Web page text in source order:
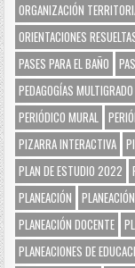
ORGANIZACIÓN
ORIENTACIONES
PASES PARA EL BAÑO
PEDAGOGÍAS MULTIGRADO
PERIÓDICO MURAL
PIZARRA INTERACTIVA
PLAN DE ESTUDIO 2022
PLANEACIÓN
PLANEACIÓN DOCENTE
PLANEACIONES DE